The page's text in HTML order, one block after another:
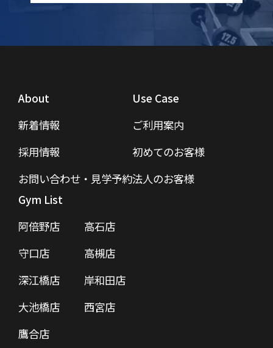
About
新着情報
採用情報
お問い合わせ・見学予約
Use Case
ご利用案内
初めてのお客様
法人のお客様
Gym List
阿倍野店
守口店
深江橋店
大池橋店
鷹合店
高石店
高槻店
岸和田店
西宮店